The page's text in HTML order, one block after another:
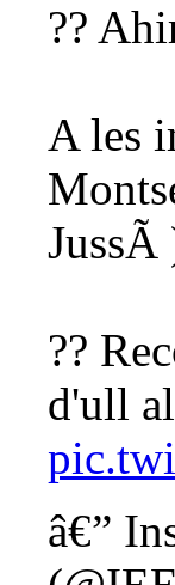
??
A les
JussÃ
??
d'ull
â€”